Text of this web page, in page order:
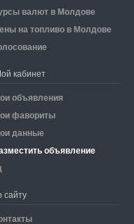
валют в Молдове
на топливо в Молдове
кабинет
объявления
фавориты
данные
объявление
сайту